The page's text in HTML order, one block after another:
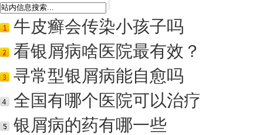
牛皮癣会传染小孩子吗
看银屑病啥医院最有效？
寻常型银屑病能自愈吗
全国有哪个医院可以治疗
银屑病的药有哪一些